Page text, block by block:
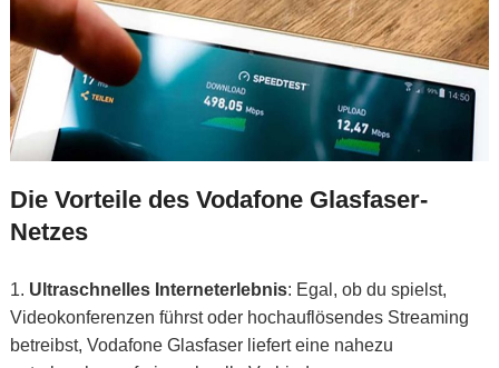
Die Vorteile des Vodafone Glasfaser-
Netzes
Ultraschnelles Interneterlebnis: Egal, ob du spielst,
Videokonferenzen führst oder hochauflösendes Streaming
betreibst, Vodafone Glasfaser liefert eine nahezu